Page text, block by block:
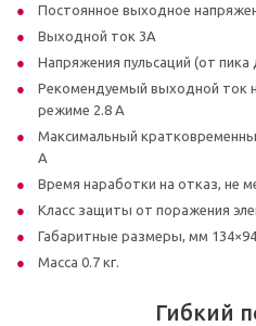
Постоянное выходное
Выходной ток 3А
Напряжения пульсаций (от пика
Рекомендуемый выходной ток
режиме 2.8 А
Максимальный
А
Время наработки на отказ, не
Класс защиты от поражения
Габаритные размеры, мм
Масса 0.7 кг.
Гибкий